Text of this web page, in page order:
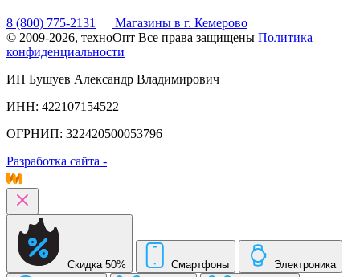
8 (800) 775-2131
Магазины в г. Кемерово
© 2009-2026, техноОпт Все права защищены Политика
конфиденциальности
ИП Бушуев Александр Владимирович
ИНН: 422107154522
ОГРНИП: 322420500053796
Разработка сайта -
Скидка 50% Смартфоны Электроника